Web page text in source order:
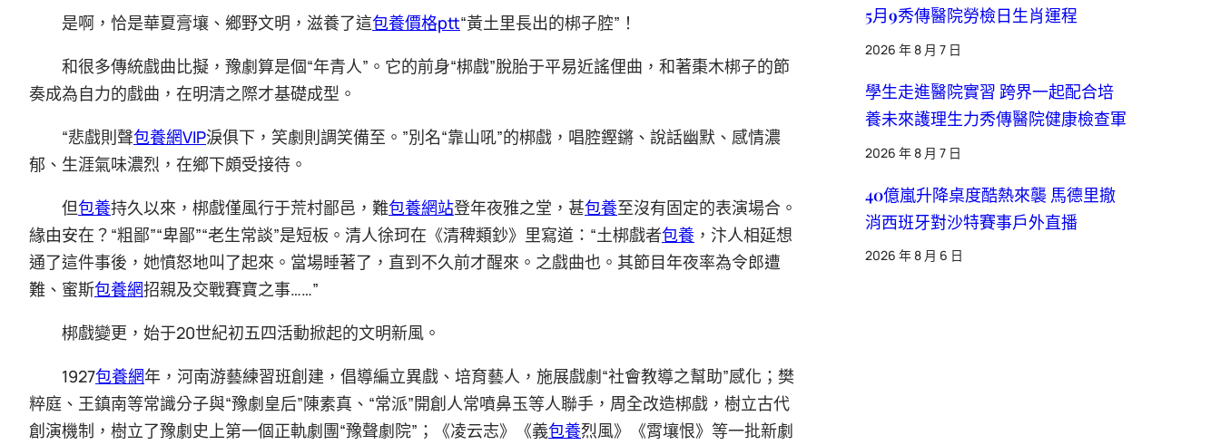
是啊，恰是華夏膏壤、鄉野文明，滋養了這包養價格ptt“黃土里長出的梆子腔”！
和很多傳統戲曲比擬，豫劇算是個“年青人”。它的前身“梆戲”脫胎于平易近謠俚曲，和著棗木梆子的節
奏成為自力的戲曲，在明清之際才基礎成型。
“悲戲則聲包養網VIP淚俱下，笑劇則調笑備至。”別名“靠山吼”的梆戲，唱腔鏗鏘、說話幽默、感情濃
郁、生涯氣味濃烈，在鄉下頗受接待。
但包養持久以來，梆戲僅風行于荒村鄙邑，難包養網站登年夜雅之堂，甚包養至沒有固定的表演場合。
緣由安在？“粗鄙”“卑鄙”“老生常談”是短板。清人徐珂在《清稗類鈔》里寫道：“土梆戲者包養 ，汴人相延想
通了這件事後，她憤怒地叫了起來。當場睡著了，直到不久前才醒來。之戲曲也。其節目年夜率為令郎遭
難、蜜斯包養網招親及交戰賽寶之事……”
梆戲變更，始于20世紀初五四活動掀起的文明新風。
1927包養網年，河南游藝練習班創建，倡導編立異戲、培育藝人，施展戲劇“社會教導之幫助”感化；樊
粹庭、王鎮南等常識分子與“豫劇皇后”陳素真、“常派”開創人常噴鼻玉等人聯手，周全改造梆戲，樹立古代
創演機制，樹立了豫劇史上第一個正軌劇團“豫聲劇院”；《凌云志》《義包養烈風》《霄壤恨》等一批新劇
5月9秀傳醫院勞檢日生肖運程
2026 年 8 月 7 日
學生走進醫院實習 跨界一起配合培
養未來護理生力秀傳醫院健康檢查軍
2026 年 8 月 7 日
40億嵐升降桌度酷熱來襲 馬德里撤
消西班牙對沙特賽事戶外直播
2026 年 8 月 6 日